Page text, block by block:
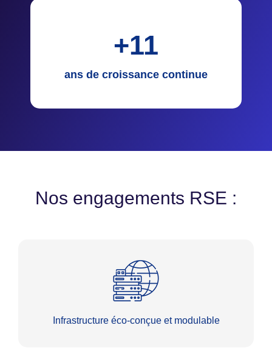
+11
ans de croissance continue
Nos engagements RSE :
Infrastructure éco-conçue et modulable